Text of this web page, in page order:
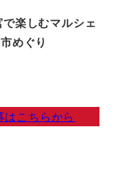
で楽しむマルシェ
めぐり
こちらから